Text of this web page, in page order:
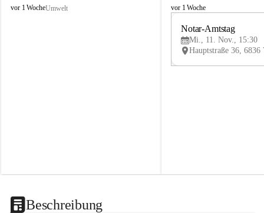
V
vor 1 WocheUmwelt
V
vor 1 Woche
Notar-Amtstag
Mi., 11. Nov., 15:30
Beschreibung